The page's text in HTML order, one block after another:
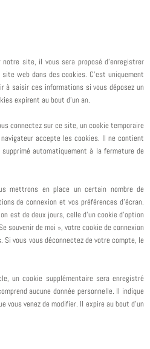
site, il vous sera proposé d’enregistrer
web dans des cookies. C’est uniquement
à saisir ces informations si vous déposez un
expirent au bout d’un an.
connectez sur ce site, un cookie temporaire
accepte les cookies. Il ne contient
automatiquement à la fermeture de
mettrons en place un certain nombre de
de connexion et vos préférences d’écran.
est de deux jours, celle d’un cookie d’option
souvenir de moi », votre cookie de connexion
Si vous vous déconnectez de votre compte, le
un cookie supplémentaire sera enregistré
aucune donnée personnelle. Il indique
vous venez de modifier. Il expire au bout d’un